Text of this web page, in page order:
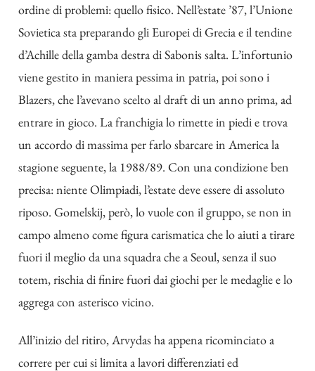
ordine di problemi: quello fisico. Nell’estate ’87, l’Unione
Sovietica sta preparando gli Europei di Grecia e il tendine
d’Achille della gamba destra di Sabonis salta. L’infortunio
viene gestito in maniera pessima in patria, poi sono i
Blazers, che l’avevano scelto al draft di un anno prima, ad
entrare in gioco. La franchigia lo rimette in piedi e trova
un accordo di massima per farlo sbarcare in America la
stagione seguente, la 1988/89. Con una condizione ben
precisa: niente Olimpiadi, l’estate deve essere di assoluto
riposo. Gomelskij, però, lo vuole con il gruppo, se non in
campo almeno come figura carismatica che lo aiuti a tirare
fuori il meglio da una squadra che a Seoul, senza il suo
totem, rischia di finire fuori dai giochi per le medaglie e lo
aggrega con asterisco vicino.
All’inizio del ritiro, Arvydas ha appena ricominciato a
correre per cui si limita a lavori differenziati ed